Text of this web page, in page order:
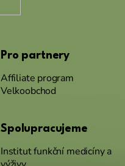
Pro partnery
Affiliate program
Velkoobchod
Spolupracujeme
Institut funkční medicíny a